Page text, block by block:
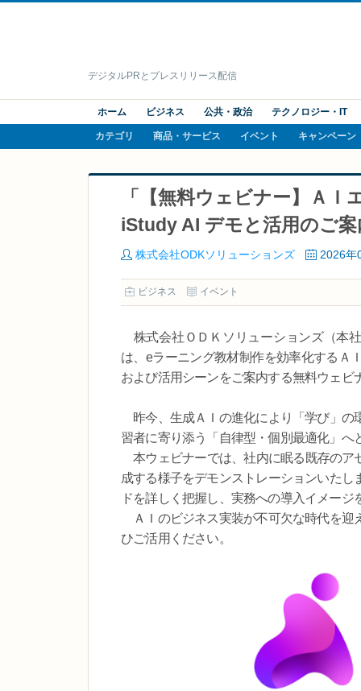
デジタルPRとプレスリリース配信
ホーム ビジネス 公共・政治 テクノロジー・IT
カテゴリ 商品・サービス イベント キャンペーン
「【無料ウェビナー】Ａ
iStudy AI デモと活用のご
株式会社ODKソリューションズ 2026年
ビジネス イベント
株式会社ＯＤＫソリューションズ（本
は、eラーニング教材制作を効率化するＡ
および活用シーンをご案内する無料ウェビ
昨今、生成ＡＩの進化により「学び」の
習者に寄り添う「自律型・個別最適化」へ
本ウェビナーでは、社内に眠る既存のア
成する様子をデモンストレーションいた
ドを詳しく把握し、実務への導入イメー
ＡＩのビジネス実装が不可欠な時代を迎
ひご活用ください。